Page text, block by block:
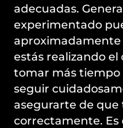
adecuadas.
experimentado
aproximadamente
estás realizando
tomar más tiempo
seguir
asegurarte de que
correctamente. Es